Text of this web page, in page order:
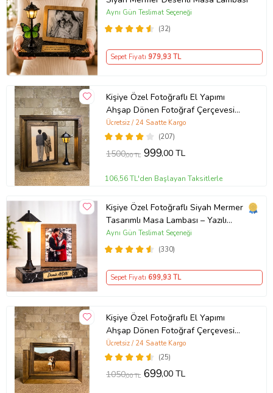
(32)
Aynı Gün Teslimat Seçeneği
Sepet Fiyatı 979,93 TL
Kişiye Özel Fotoğraflı El Yapımı
Ahşap Dönen Fotoğraf Çerçevesi
Sokak Lambalı Doğum Günü
Hediyesi (Kahverengi)
(207)
Ücretsiz / 24 Saatte Kargo
1500,00 TL 999,00 TL
106,56 TL'den Başlayan Taksitlerle
Kişiye Özel Fotoğraflı Siyah Mermer
Tasarımlı Masa Lambası – Yazılı
Ahşap Çerçeveli LED Gece Lambası
(330)
Aynı Gün Teslimat Seçeneği
Sepet Fiyatı 699,93 TL
Kişiye Özel Fotoğraflı El Yapımı
Ahşap Dönen Fotoğraf Çerçevesi
Doğum Günü Hediyesi
(25)
Ücretsiz / 24 Saatte Kargo
1050,00 TL 699,00 TL